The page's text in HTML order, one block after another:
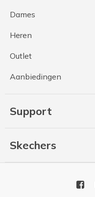
Dames
Heren
Outlet
Aanbiedingen
Support
Skechers